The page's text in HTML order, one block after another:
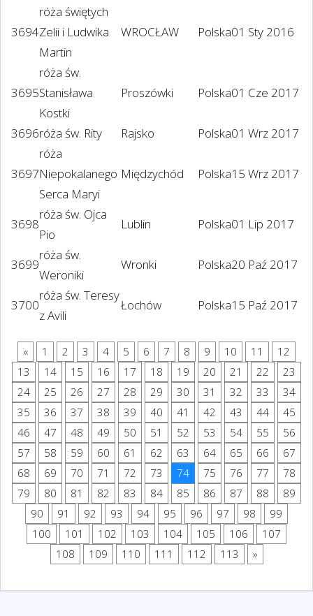
3694
róża świętych
Zelii i Ludwika
Martin
WROCŁAW Polska01 Sty 2016
3695
róża św.
Stanisława
Kostki
Proszówki Polska01 Cze 2017
3696róża św. Rity Rajsko Polska01 Wrz 2017
3697
róża
Niepokalanego
Serca Maryi
Międzychód Polska15 Wrz 2017
3698
róża św. Ojca
Pio
Lublin Polska01 Lip 2017
3699
róża św.
Weroniki
Wronki Polska20 Paź 2017
3700
róża św. Teresy
z Avili
Łochów Polska15 Paź 2017
« 1 2 3 4 5 6 7 8 9 10 11
12
13
14 15 16 17 18 19 20 21 22
23
24
25 26 27 28 29 30 31 32 33
34
35
36 37 38 39 40 41 42 43 44
45
46
47 48 49 50 51 52 53 54 55
56
57
58 59 60 61 62 63 64 65 66
67
68
69 70 71 72 73 74 75 76 77
78
79
80 81 82 83 84 85 86 87 88
89
90
91 92 93 94 95 96 97 98
99
100
101 102 103 104 105 106
107
108
109 110 111 112 113 »